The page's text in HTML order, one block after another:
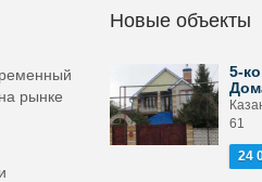
рынке
Новые объекты
5-
61
24